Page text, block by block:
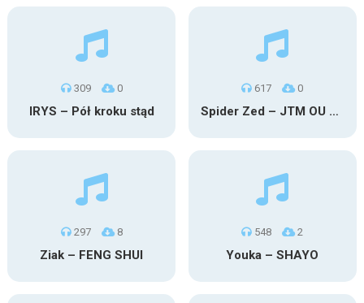
309 0
IRYS – Pół kroku stąd
617 0
Spider Zed – JTM OU TG
297 8
Ziak – FENG SHUI
548 2
Youka – SHAYO